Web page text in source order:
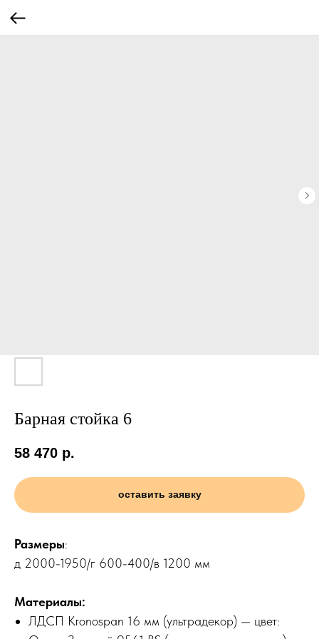
Барная стойка 6
58 470 р.
оставить заявку
Размеры:
д 2000-1950/г 600-400/в 1200 мм
Материалы:
ЛДСП Kronospan 16 мм (ультрадекор) — цвет: